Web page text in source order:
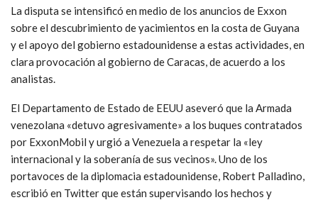
La disputa se intensificó en medio de los anuncios de Exxon
sobre el descubrimiento de yacimientos en la costa de Guyana
y el apoyo del gobierno estadounidense a estas actividades, en
clara provocación al gobierno de Caracas, de acuerdo a los
analistas.
El Departamento de Estado de EEUU aseveró que la Armada
venezolana «detuvo agresivamente» a los buques contratados
por ExxonMobil y urgió a Venezuela a respetar la «ley
internacional y la soberanía de sus vecinos». Uno de los
portavoces de la diplomacia estadounidense, Robert Palladino,
escribió en Twitter que están supervisando los hechos y